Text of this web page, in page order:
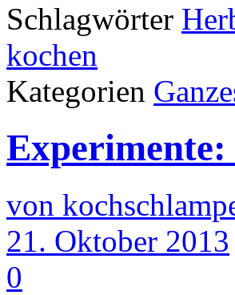
Schlagwörter
kochen
Kategorien
von
21. Oktober 2013
0